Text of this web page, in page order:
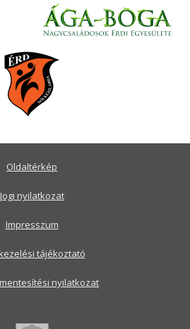
Oldaltérkép
Jogi nyilatkozat
Impresszum
tájékoztató
nyilatkozat